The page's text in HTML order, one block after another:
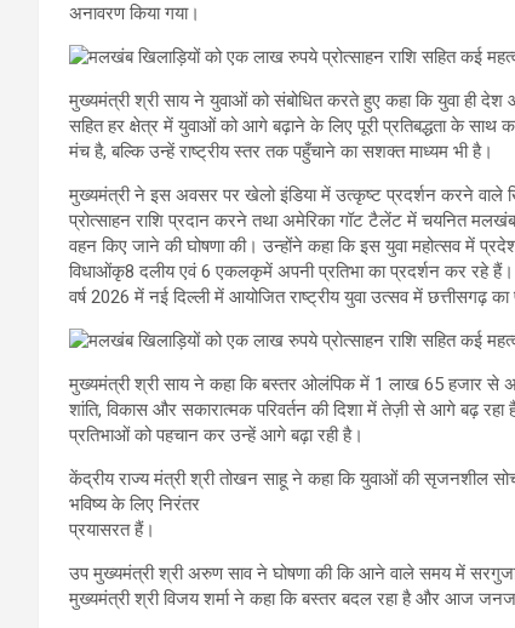
अनावरण किया गया।
मुख्यमंत्री श्री साय ने युवाओं को संबोधित करते हुए कहा कि युवा ही
सहित हर क्षेत्र में युवाओं को आगे बढ़ाने के लिए पूरी प्रतिबद्धता के
मंच है, बल्कि उन्हें राष्ट्रीय स्तर तक पहुँचाने का सशक्त माध्यम भी है।
मुख्यमंत्री ने इस अवसर पर खेलो इंडिया में उत्कृष्ट प्रदर्शन करने वाले
प्रोत्साहन राशि प्रदान करने तथा अमेरिका गॉट टैलेंट में चयनित
वहन किए जाने की घोषणा की। उन्होंने कहा कि इस युवा महोत्सव में
विधाओंकृ8 दलीय एवं 6 एकलकृमें अपनी प्रतिभा का प्रदर्शन कर रहे हैं।
वर्ष 2026 में नई दिल्ली में आयोजित राष्ट्रीय युवा उत्सव में छत्तीसगढ़ का
मुख्यमंत्री श्री साय ने कहा कि बस्तर ओलंपिक में 1 लाख 65 हजार से
शांति, विकास और सकारात्मक परिवर्तन की दिशा में तेज़ी से आगे बढ़
प्रतिभाओं को पहचान कर उन्हें आगे बढ़ा रही है।
केंद्रीय राज्य मंत्री श्री तोखन साहू ने कहा कि युवाओं की सृजनशील
भविष्य के लिए निरंतर
प्रयासरत हैं।
उप मुख्यमंत्री श्री अरुण साव ने घोषणा की कि आने वाले समय में
मुख्यमंत्री श्री विजय शर्मा ने कहा कि बस्तर बदल रहा है और आज